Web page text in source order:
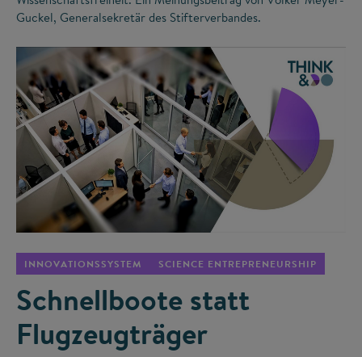
Guckel, Generalsekretär des Stifterverbandes.
INNOVATIONSSYSTEM SCIENCE ENTREPRENEURSHIP
Schnellboote statt
Flugzeugträger